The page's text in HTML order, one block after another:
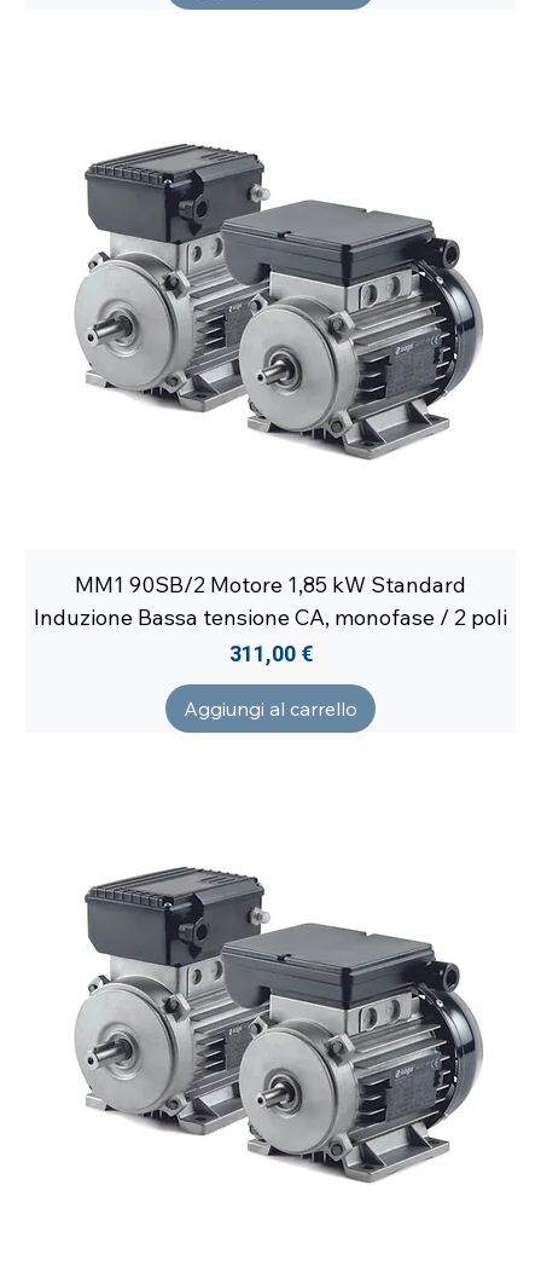
MM1 90SB/2 Motore 1,85 kW Standard
Induzione Bassa tensione CA, monofase / 2 poli
Prezzo
311,00 €
Aggiungi al carrello